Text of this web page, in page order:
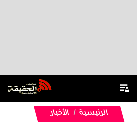
الرئيسية الأخبار